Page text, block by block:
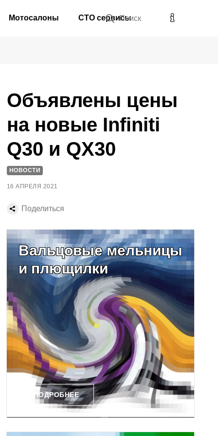
Мотосалоны СТО сервисы
Поиск
Объявлены цены
на новые Infiniti
Q30 и QX30
НОВОСТИ
16 АПРЕЛЯ 2021
Поделиться
Вальцовые мельницы
и плющилки
ПОДРОБНЕЕ